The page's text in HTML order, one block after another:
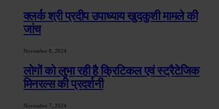
क्लर्क श्री प्रदीप उपाध्याय खुदकुशी मामले की
जांच
November 8, 2024
लोगों को लुभा रही है क्रिटिकल एवं स्ट्रैटेजिक
मिनरल्स की प्रदर्शनी
November 7, 2024